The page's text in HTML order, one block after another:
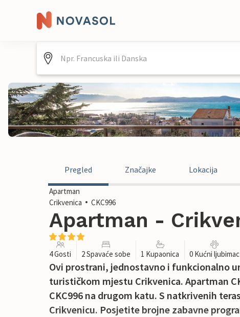
Pregled Značajke Lokacija
Apartman
Crikvenica
CKC996
Apartman -
4 Gosti 2 Spavaće sobe 1 Kupaonica 0 Kućni ljubimac
Ovi prostrani, jednostavno i funkcionalno
turističkom mjestu Crikvenica. Apartman
CKC996 na drugom katu. S natkrivenih
Crikvenicu. Posjetite brojne zabavne